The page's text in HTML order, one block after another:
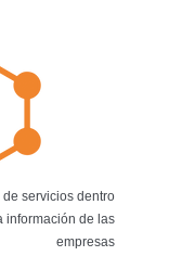
servicios dentro
información de las
empresas